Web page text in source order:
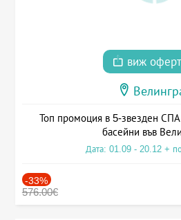
виж
Топ промоция в 5-звезден
басейни във
Дата: 01.09 - 20.12 +
-33%
576.00€